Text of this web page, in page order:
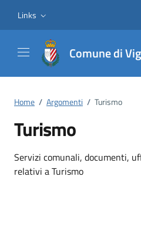
Links
Comune di
Home / Argomenti / Turismo
Turismo
Dettagli
Servizi comunali, documenti,
relativi a Turismo